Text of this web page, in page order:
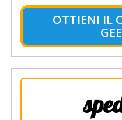
OTTIENI IL